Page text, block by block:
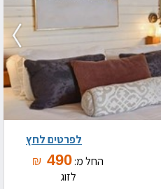
החל מ:490
₪
לזוג
לפרטים לחץ